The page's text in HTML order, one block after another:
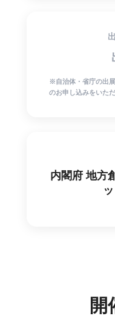
※自治体・省庁の出
のお申し込みをいた
内閣府 地方
開